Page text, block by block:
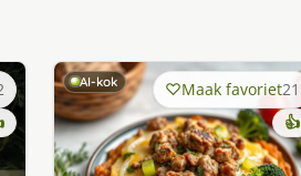
AI-kok Maak favoriet21
👍